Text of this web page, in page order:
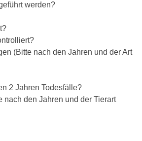
werden?
(Bitte nach den Jahren und der Art
2 Jahren Todesfälle?
nach den Jahren und der Tierart